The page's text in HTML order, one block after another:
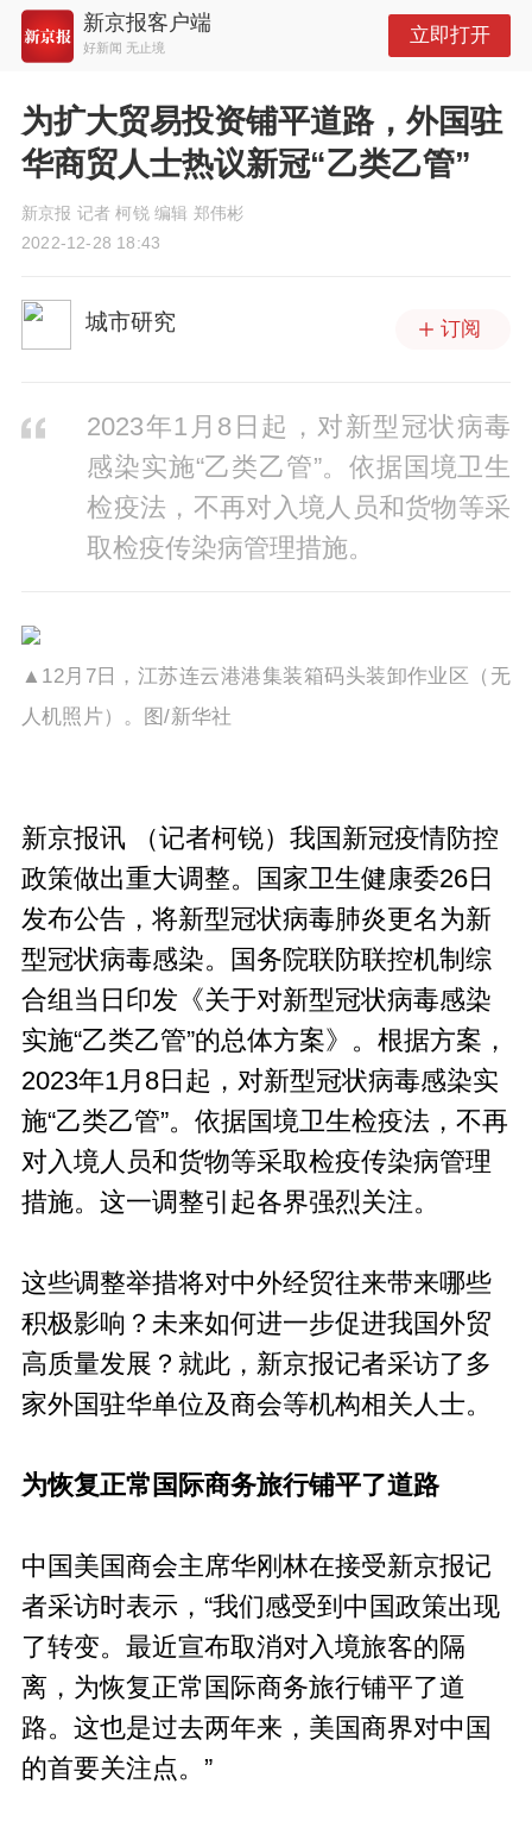
新京报客户端
好新闻 无止境
立即打开
为扩大贸易投资铺平道路，外国驻
华商贸人士热议新冠“乙类乙管”
新京报 记者 柯锐 编辑 郑伟彬
2022-12-28 18:43
城市研究 订阅
2023年1月8日起，对新型冠状病毒
感染实施“乙类乙管”。依据国境卫生
检疫法，不再对入境人员和货物等采
取检疫传染病管理措施。
▲12月7日，江苏连云港港集装箱码头装卸作业区（无
人机照片）。图/新华社
新京报讯 （记者柯锐）我国新冠疫情防控
政策做出重大调整。国家卫生健康委26日
发布公告，将新型冠状病毒肺炎更名为新
型冠状病毒感染。国务院联防联控机制综
合组当日印发《关于对新型冠状病毒感染
实施“乙类乙管”的总体方案》。根据方案，
2023年1月8日起，对新型冠状病毒感染实
施“乙类乙管”。依据国境卫生检疫法，不再
对入境人员和货物等采取检疫传染病管理
措施。这一调整引起各界强烈关注。
这些调整举措将对中外经贸往来带来哪些
积极影响？未来如何进一步促进我国外贸
高质量发展？就此，新京报记者采访了多
家外国驻华单位及商会等机构相关人士。
为恢复正常国际商务旅行铺平了道路
中国美国商会主席华刚林在接受新京报记
者采访时表示，“我们感受到中国政策出现
了转变。最近宣布取消对入境旅客的隔
离，为恢复正常国际商务旅行铺平了道
路。这也是过去两年来，美国商界对中国
的首要关注点。”